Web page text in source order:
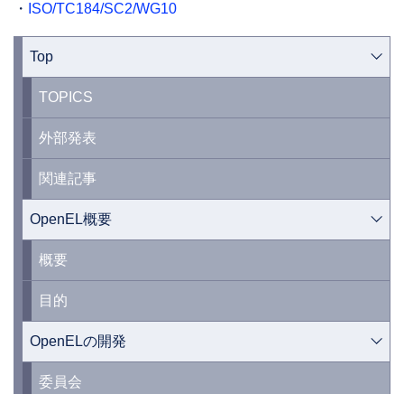
Top
TOPICS
外部発表
関連記事
OpenEL概要
概要
目的
OpenELの開発
委員会
・ ISO/TC184/SC2/WG10